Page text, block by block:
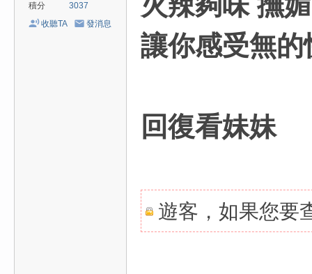
積分
3037
收聽TA
發消息
讓你感受無
回復看妹妹
遊客，如果您要